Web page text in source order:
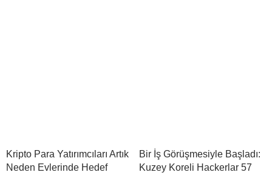
Kripto Para Yatırımcıları Artık
Neden Evlerinde Hedef
Bir İş Görüşmesiyle Başladı:
Kuzey Koreli Hackerlar 57